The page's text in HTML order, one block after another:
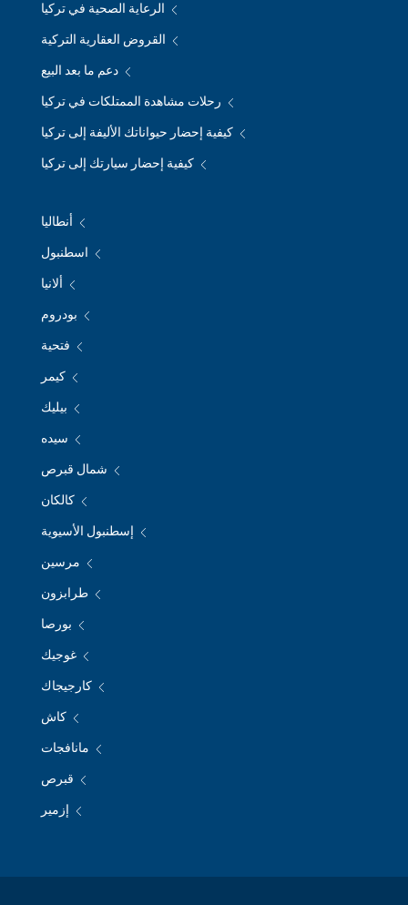
الرعاية الصحية في تركيا
القروض العقارية التركية
دعم ما بعد البيع
رحلات مشاهدة الممتلكات في تركيا
كيفية إحضار حيواناتك الأليفة إلى تركيا
كيفية إحضار سيارتك إلى تركيا
أنطاليا
اسطنبول
ألانيا
بودروم
فتحية
كيمر
بيليك
سيده
شمال قبرص
كالكان
إسطنبول الأسيوية
مرسين
طرابزون
بورصا
غوجيك
كارجيجاك
كاش
مانافجات
قبرص
إزمير